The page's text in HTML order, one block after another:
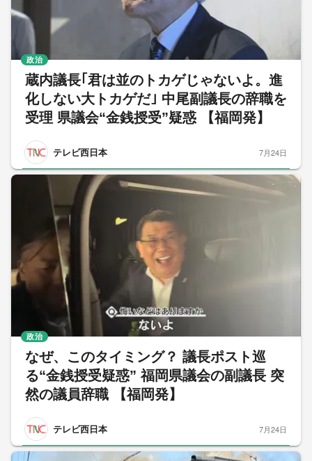
蔵内議長｢君は並のトカゲじゃないよ。進
化しない大トカゲだ｣ 中尾副議長の辞職を
受理 県議会“金銭授受”疑惑 【福岡発】
テレビ西日本
政治
7月24日
なぜ、このタイミング？ 議長ポスト巡
る“金銭授受疑惑” 福岡県議会の副議長 突
然の議員辞職 【福岡発】
テレビ西日本
政治
7月24日